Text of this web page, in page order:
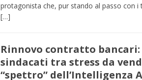
protagonista che, pur stando al passo con i
[…]
Rinnovo contratto bancari:
sindacati tra stress da
“spettro” dell’Intelligenza